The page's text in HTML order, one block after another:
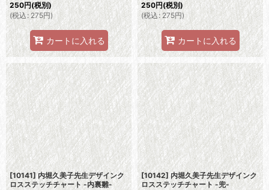
250円(税別)
(税込 : 275円)
カートに入れる
250円(税別)
(税込: 275円)
カートに入れる
[10141] 内堀久美子先生デザインク
ロスステッチチャート -内裏雛-
[10142] 内堀久美子先生デザインク
ロスステッチチャート -兜-